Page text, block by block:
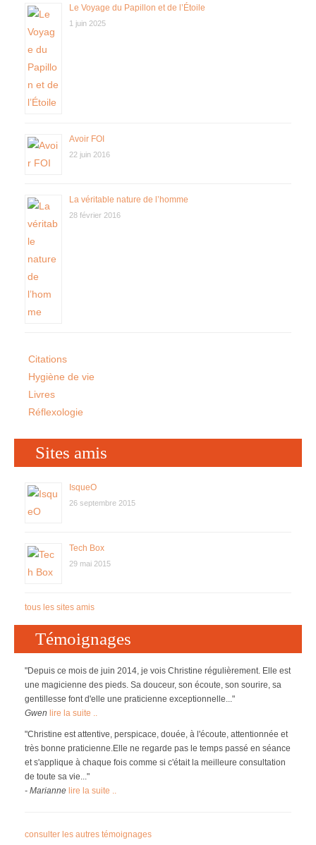
Le Voyage du Papillon et de l’Étoile
1 juin 2025
Avoir FOI
22 juin 2016
La véritable nature de l’homme
28 février 2016
Citations
Hygiène de vie
Livres
Réflexologie
Sites amis
IsqueO
26 septembre 2015
Tech Box
29 mai 2015
tous les sites amis
Témoignages
"Depuis ce mois de juin 2014, je vois Christine régulièrement. Elle est
une magicienne des pieds. Sa douceur, son écoute, son sourire, sa
gentillesse font d'elle une praticienne exceptionnelle..."
Gwen lire la suite ..
"Christine est attentive, perspicace, douée, à l'écoute, attentionnée et
très bonne praticienne.Elle ne regarde pas le temps passé en séance
et s'applique à chaque fois comme si c'était la meilleure consultation
de toute sa vie..."
- Marianne lire la suite ..
consulter les autres témoignages